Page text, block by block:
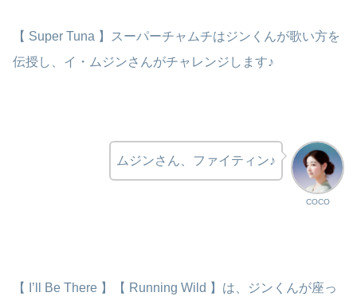
【 Super Tuna 】スーパーチャムチはジンくんが歌い方を
伝授し、イ・ムジンさんがチャレンジします♪
COCO
ムジンさん、ファイティン♪
【 I’ll Be There 】【 Running Wild 】は、ジンくんが座っ